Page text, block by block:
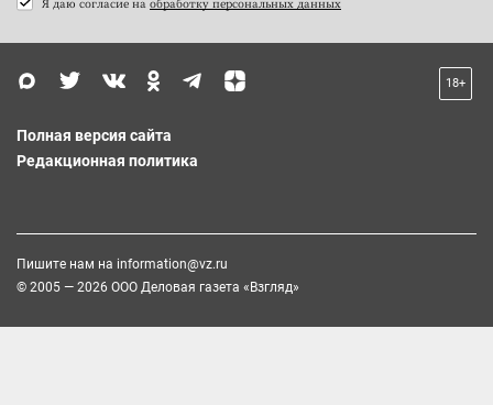
18+
Полная версия сайта
Редакционная политика
Пишите нам на information@vz.ru
© 2005 — 2026 ООО Деловая газета «Взгляд»